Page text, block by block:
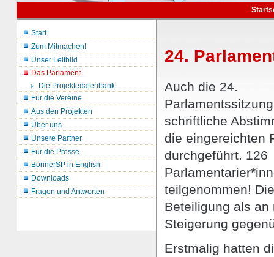
Start
Zum Mitmachen!
Unser Leitbild
Das Parlament
Die Projektedatenbank
Für die Vereine
Aus den Projekten
Über uns
Unsere Partner
Für die Presse
BonnerSP in English
Downloads
Fragen und Antworten
24.
Auch die 24.
schriftliche
die eingereichten
durchgeführt. 126
teilgenommen!
Beteiligung als
Steigerung
Erstmalig hatten